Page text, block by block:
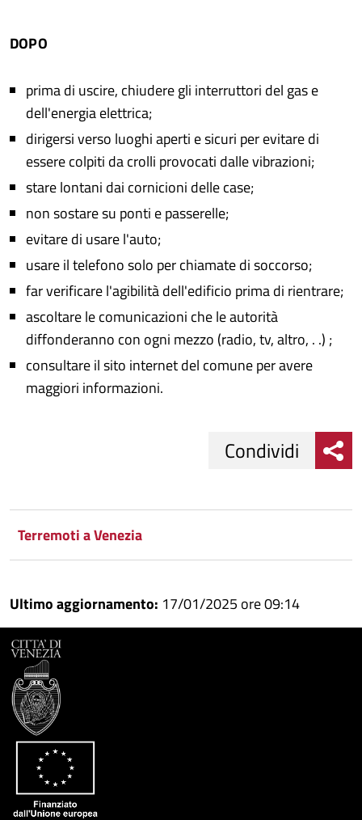
DOPO
prima di uscire, chiudere gli interruttori del gas e
dell'energia elettrica;
dirigersi verso luoghi aperti e sicuri per evitare di
essere colpiti da crolli provocati dalle vibrazioni;
stare lontani dai cornicioni delle case;
non sostare su ponti e passerelle;
evitare di usare l'auto;
usare il telefono solo per chiamate di soccorso;
far verificare l'agibilità dell'edificio prima di rientrare;
ascoltare le comunicazioni che le autorità
diffonderanno con ogni mezzo (radio, tv, altro, . .) ;
consultare il sito internet del comune per avere
maggiori informazioni.
Facebook
su
Twitter
Condividi
su
Google
Condividi
su
Condividi
Terremoti a Venezia
Ultimo aggiornamento: 17/01/2025 ore 09:14